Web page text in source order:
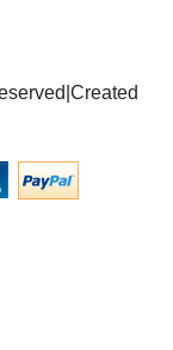
Created